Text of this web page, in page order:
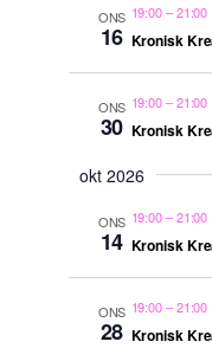
ONS
16
19:00–21:00
Kronisk
ONS
30
19:00–21:00
Kronisk
okt 2026
ONS
14
19:00–21:00
Kronisk
ONS
28
19:00–21:00
Kronisk